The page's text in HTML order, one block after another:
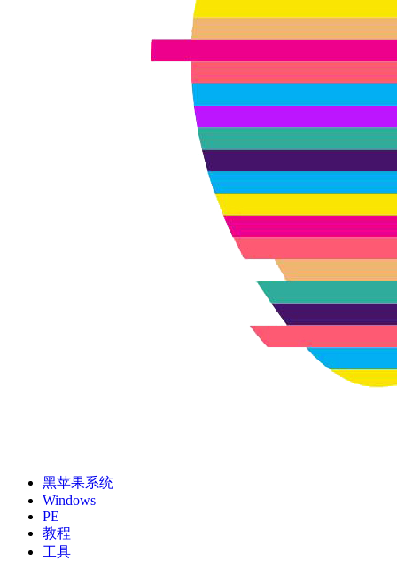
黑苹果系统
Windows
PE
教程
工具